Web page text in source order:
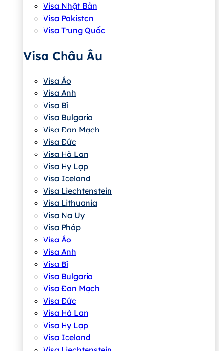
Visa Nhật Bản
Visa Pakistan
Visa Trung Quốc
Visa Châu Âu
Visa Áo
Visa Anh
Visa Bỉ
Visa Bulgaria
Visa Đan Mạch
Visa Đức
Visa Hà Lan
Visa Hy Lạp
Visa Iceland
Visa Liechtenstein
Visa Lithuania
Visa Na Uy
Visa Pháp
Visa Áo
Visa Anh
Visa Bỉ
Visa Bulgaria
Visa Đan Mạch
Visa Đức
Visa Hà Lan
Visa Hy Lạp
Visa Iceland